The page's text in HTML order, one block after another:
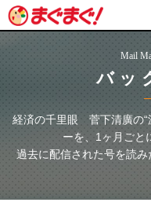
Mail
バッ
経済の千里眼 菅下清廣の“
ーを、1ヶ月ごと
過去に配信された号を読